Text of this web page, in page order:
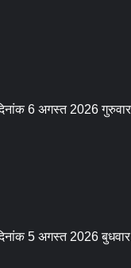
5 अगस्त 2026